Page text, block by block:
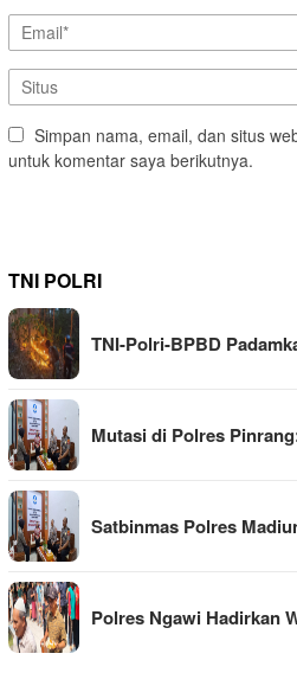
Simpan nama, email, dan situs
untuk komentar saya berikutnya.
TNI POLRI
TNI-Polri-BPBD
Mutasi di Polres
Satbinmas Polres
Polres Ngawi Hadirkan